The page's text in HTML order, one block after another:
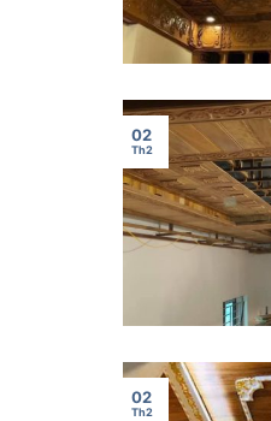
02
Th2
02
Th2